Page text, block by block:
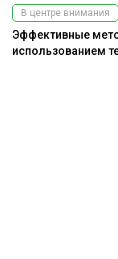
В центре внимания
Эффективные
использованием